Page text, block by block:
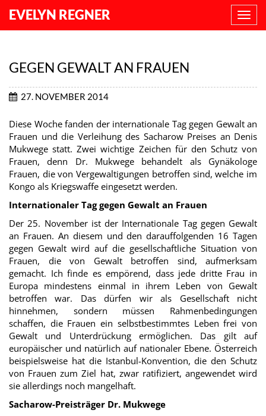
EVELYN REGNER
GEGEN GEWALT AN FRAUEN
27. NOVEMBER 2014
Diese Woche fanden der internationale Tag gegen Gewalt an
Frauen und die Verleihung des Sacharow Preises an Denis
Mukwege statt. Zwei wichtige Zeichen für den Schutz von
Frauen, denn Dr. Mukwege behandelt als Gynäkologe
Frauen, die von Vergewaltigungen betroffen sind, welche im
Kongo als Kriegswaffe eingesetzt werden.
Internationaler Tag gegen Gewalt an Frauen
Der 25. November ist der Internationale Tag gegen Gewalt
an Frauen. An diesem und den darauffolgenden 16 Tagen
gegen Gewalt wird auf die gesellschaftliche Situation von
Frauen, die von Gewalt betroffen sind, aufmerksam
gemacht. Ich finde es empörend, dass jede dritte Frau in
Europa mindestens einmal in ihrem Leben von Gewalt
betroffen war. Das dürfen wir als Gesellschaft nicht
hinnehmen, sondern müssen Rahmenbedingungen
schaffen, die Frauen ein selbstbestimmtes Leben frei von
Gewalt und Unterdrückung ermöglichen. Das gilt auf
europäischer und natürlich auf nationaler Ebene. Österreich
beispielsweise hat die Istanbul-Konvention, die den Schutz
von Frauen zum Ziel hat, zwar ratifiziert, angewendet wird
sie allerdings noch mangelhaft.
Sacharow-Preisträger Dr. Mukwege